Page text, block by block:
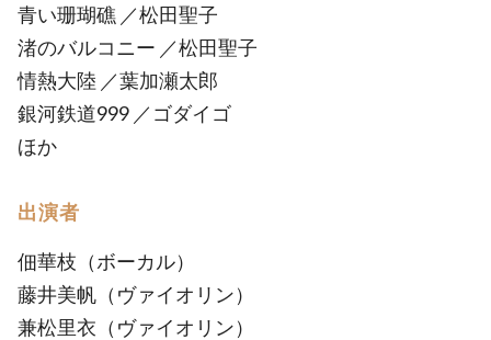
青い珊瑚礁 ／松田聖子
渚のバルコニー ／松田聖子
情熱大陸 ／葉加瀬太郎
銀河鉄道999 ／ゴダイゴ
ほか
出演者
佃華枝（ボーカル）
藤井美帆（ヴァイオリン）
兼松里衣（ヴァイオリン）